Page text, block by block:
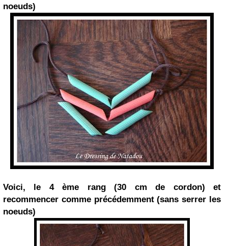
noeuds)
Voici, le 4 ème rang (30 cm de cordon) et
recommencer comme précédemment (sans serrer les
noeuds)